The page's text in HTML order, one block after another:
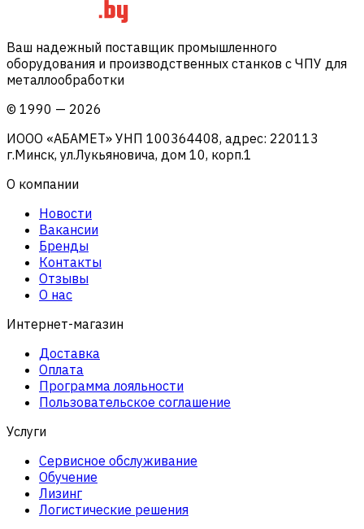
Ваш надежный поставщик промышленного
оборудования и производственных станков с ЧПУ для
металлообработки
© 1990 — 2026
ИООО «АБАМЕТ» УНП 100364408, адрес: 220113
г.Минск, ул.Лукьяновича, дом 10, корп.1
О компании
Новости
Вакансии
Бренды
Контакты
Отзывы
О нас
Интернет-магазин
Доставка
Оплата
Программа лояльности
Пользовательское соглашение
Услуги
Сервисное обслуживание
Обучение
Лизинг
Логистические решения